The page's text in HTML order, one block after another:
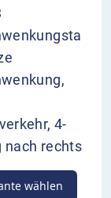
4-
nach rechts
wählen